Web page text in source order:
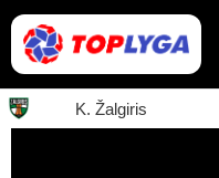
K. Žalgiris